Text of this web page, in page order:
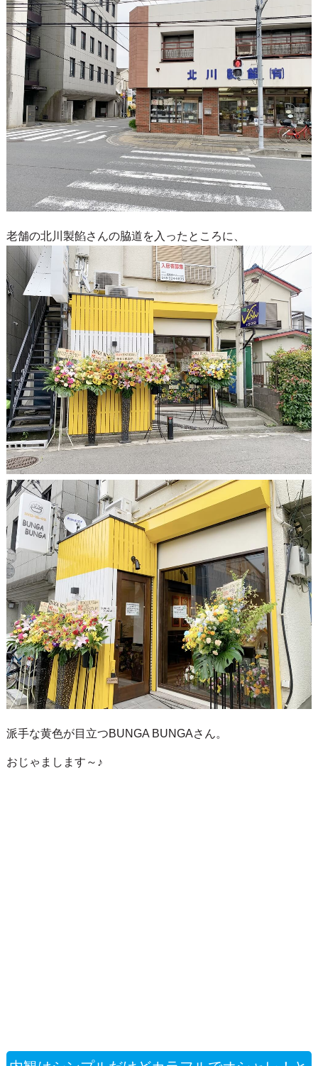
老舗の北川製餡さんの脇道を入ったところに、
派手な黄色が目立つBUNGA BUNGAさん。
おじゃまします～♪